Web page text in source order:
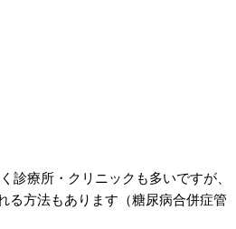
診療所・クリニックも多いですが、
る方法もあります（糖尿病合併症管